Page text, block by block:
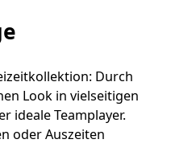
Durch
Look in vielseitigen
ideale Teamplayer.
oder Auszeiten